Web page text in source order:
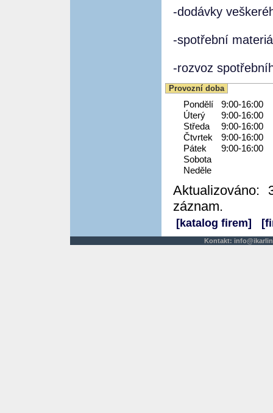
-dodávky
-spotřební
-rozvoz
Provozní doba
Pondělí
9:00-16:00
Úterý
9:00-16:00
Středa
9:00-16:00
Čtvrtek
9:00-16:00
Pátek
9:00-16:00
Sobota
Neděle
Aktualizováno:
záznam.
[katalog firem]
Kontakt: